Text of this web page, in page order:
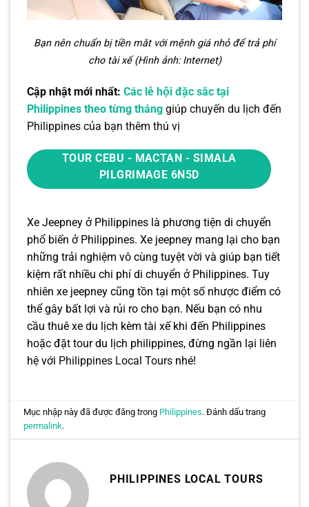
Bạn nên chuẩn bị tiền măt với mệnh giá nhỏ để trả phí
cho tài xế (Hình ảnh: Internet)
Cập nhật mới nhất: Các lễ hội đặc sắc tại
Philippines theo từng tháng giúp chuyến du lịch đến
Philippines của bạn thêm thú vị
TOUR CEBU - MACTAN - SIMALA
PILGRIMAGE 6N5D
Xe Jeepney ở Philippines là phương tiện di chuyển
phổ biến ở Philippines. Xe jeepney mang lại cho bạn
những trải nghiệm vô cùng tuyệt vời và giúp bạn tiết
kiệm rất nhiều chi phí di chuyển ở Philippines. Tuy
nhiên xe jeepney cũng tồn tại một số nhược điểm có
thể gây bất lợi và rủi ro cho bạn. Nếu bạn có nhu
cầu thuê xe du lịch kèm tài xế khi đến Philippines
hoặc đặt tour du lịch philippines, đừng ngần lại liên
hệ với Philippines Local Tours nhé!
Mục nhập này đã được đăng trong Philippines. Đánh dấu trang
permalink.
PHILIPPINES LOCAL TOURS